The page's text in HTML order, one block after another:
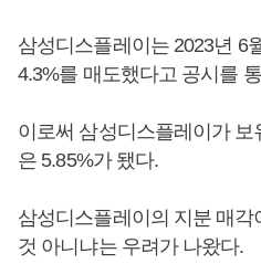
삼성디스플레이는 2023년 6
4.3%를 매도했다고 공시를
이로써 삼성디스플레이가
은 5.85%가 됐다.
삼성디스플레이의 지분 매
것 아니냐는 우려가 나왔다.